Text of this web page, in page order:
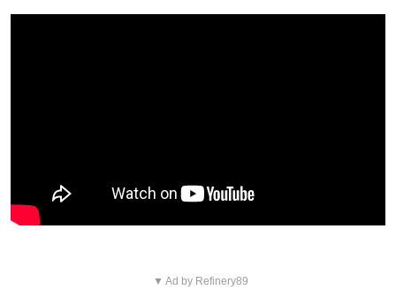
▼ Ad by Refinery89